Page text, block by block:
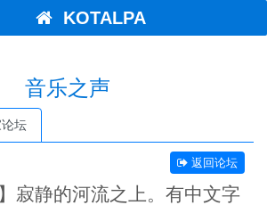
KOTALPA
音乐之声
坛
返回论坛
寂静的河流之上。有中文字